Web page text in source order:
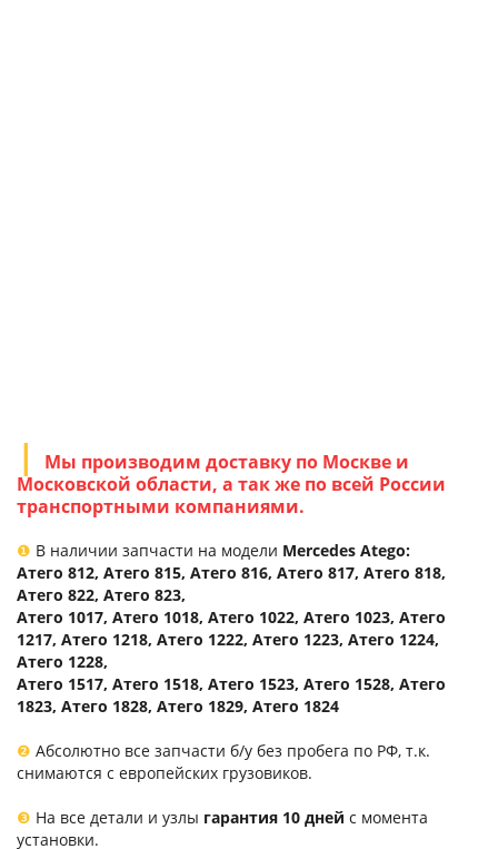
Мы производим доставку по Москве и
Московской области, а так же по всей России
транспортными компаниями.
❶ В наличии запчасти на модели Mercedes Atego:
Атего 812, Атего 815, Атего 816, Атего 817, Атего 818,
Атего 822, Атего 823,
Атего 1017, Атего 1018, Атего 1022, Атего 1023, Атего
1217, Атего 1218, Атего 1222, Атего 1223, Атего 1224,
Атего 1228,
Атего 1517, Атего 1518, Атего 1523, Атего 1528, Атего
1823, Атего 1828, Атего 1829, Атего 1824
❷ Абсолютно все запчасти б/у без пробега по РФ, т.к.
снимаются с европейских грузовиков.
❸ На все детали и узлы гарантия 10 дней с момента
установки.